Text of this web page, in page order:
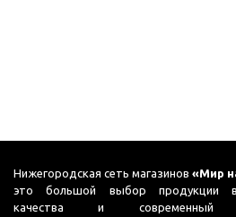
Нижегородская сеть магазинов«Мир
это большой выбор продукции
качества и современный